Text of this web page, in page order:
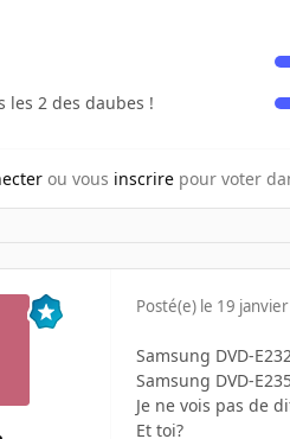
les 2 des daubes !
ou vous inscrire pour voter
Posté(e) le 19
Samsung DVD-
Samsung DVD-
Je ne vois pas de
Et toi?